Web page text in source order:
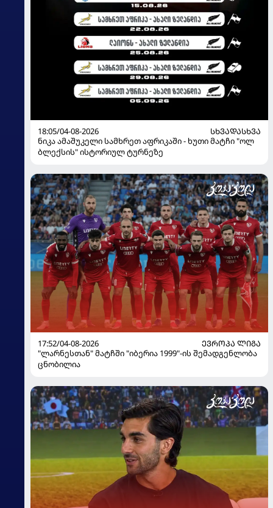
18:05/04-08-2026
ᲡᲮᲕᲐᲓᲐᲡᲮᲕᲐ
ნიკა ამაშუკელი სამხრეთ აფრიკაში - ხუთი მატჩი "ოლ
ბლექსის" ისტორიულ ტურნეზე
17:52/04-08-2026
ᲔᲕᲠᲝᲞᲐ ᲚᲘᲒᲐ
"ლარნესთან" მატჩში "იბერია 1999"-ის შემადგენლობა
ცნობილია